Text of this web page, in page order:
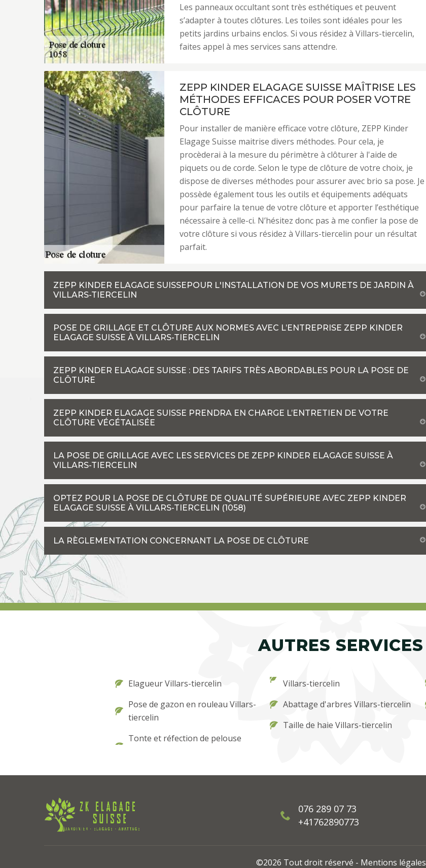
Les panneaux occultant sont très esthétiques et peuvent
s’adapter à toutes clôtures. Les toiles sont idéales pour les
petits jardins urbains enclos. Si vous résidez à Villars-tiercelin,
faites appel à mes services sans attendre.
ZEPP KINDER ELAGAGE SUISSE MAÎTRISE LES
MÉTHODES EFFICACES POUR POSER VOTRE
CLÔTURE
Pour installer de manière efficace votre clôture, ZEPP Kinder
Elagage Suisse maitrise divers méthodes. Pour cela, je
procèderai à la mesure du périmètre à clôturer à l'aide de
piquets ou de corde. Selon le type de clôture de votre choix, je
dispose de diverses méthodes pour assurer avec brio sa pose. Je
possède également tous les outils et équipements adéquats
pour parfaire la tenue de votre clôture et apporter l’esthétique
nécessaire à celle-ci. N’hésitez donc pas à me confier la pose de
votre clôture si vous résidez à Villars-tiercelin pour un résultat
parfait.
ZEPP KINDER ELAGAGE SUISSEPOUR L'INSTALLATION DE VOS MURETS DE JARDIN À
VILLARS-TIERCELIN
POSE DE GRILLAGE ET CLÔTURE AUX NORMES AVEC L’ENTREPRISE ZEPP KINDER
ELAGAGE SUISSE À VILLARS-TIERCELIN
ZEPP KINDER ELAGAGE SUISSE : DES TARIFS TRÈS ABORDABLES POUR LA POSE DE
CLÔTURE
ZEPP KINDER ELAGAGE SUISSE PRENDRA EN CHARGE L’ENTRETIEN DE VOTRE
CLÔTURE VÉGÉTALISÉE
LA POSE DE GRILLAGE AVEC LES SERVICES DE ZEPP KINDER ELAGAGE SUISSE À
VILLARS-TIERCELIN
OPTEZ POUR LA POSE DE CLÔTURE DE QUALITÉ SUPÉRIEURE AVEC ZEPP KINDER
ELAGAGE SUISSE À VILLARS-TIERCELIN (1058)
LA RÈGLEMENTATION CONCERNANT LA POSE DE CLÔTURE
AUTRES SERVICES
Elagueur Villars-tiercelin
Pose de gazon en rouleau Villars-
tiercelin
Tonte et réfection de pelouse
Villars-tiercelin
Abattage d'arbres Villars-tiercelin
Taille de haie Villars-tiercelin
076 289 07 73
+41762890773
©2026 Tout droit réservé - Mentions légales